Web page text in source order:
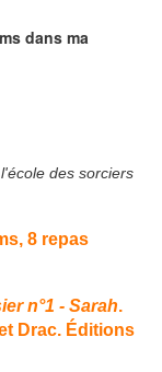
dans ma
des sorciers
8 repas
n°1 - Sarah.
Drac. Éditions